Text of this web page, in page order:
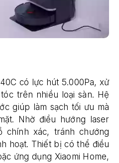
có lực hút 5.000Pa, xử
trên nhiều loại sàn. Hệ
giúp làm sạch tối ưu mà
Nhờ điều hướng laser
chính xác, tránh chướng
hoạt. Thiết bị có thể điều
ứng dụng Xiaomi Home,